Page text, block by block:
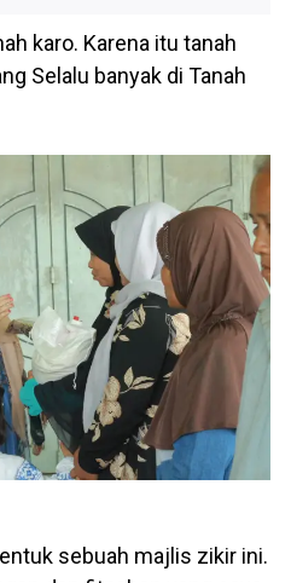
karo. Karena itu tanah
Selalu banyak di Tanah
sebuah majlis zikir ini.